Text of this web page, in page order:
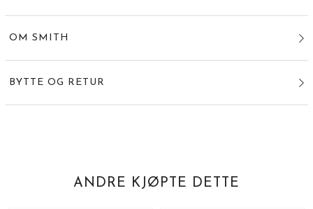
OM SMITH
BYTTE OG RETUR
ANDRE KJØPTE DETTE